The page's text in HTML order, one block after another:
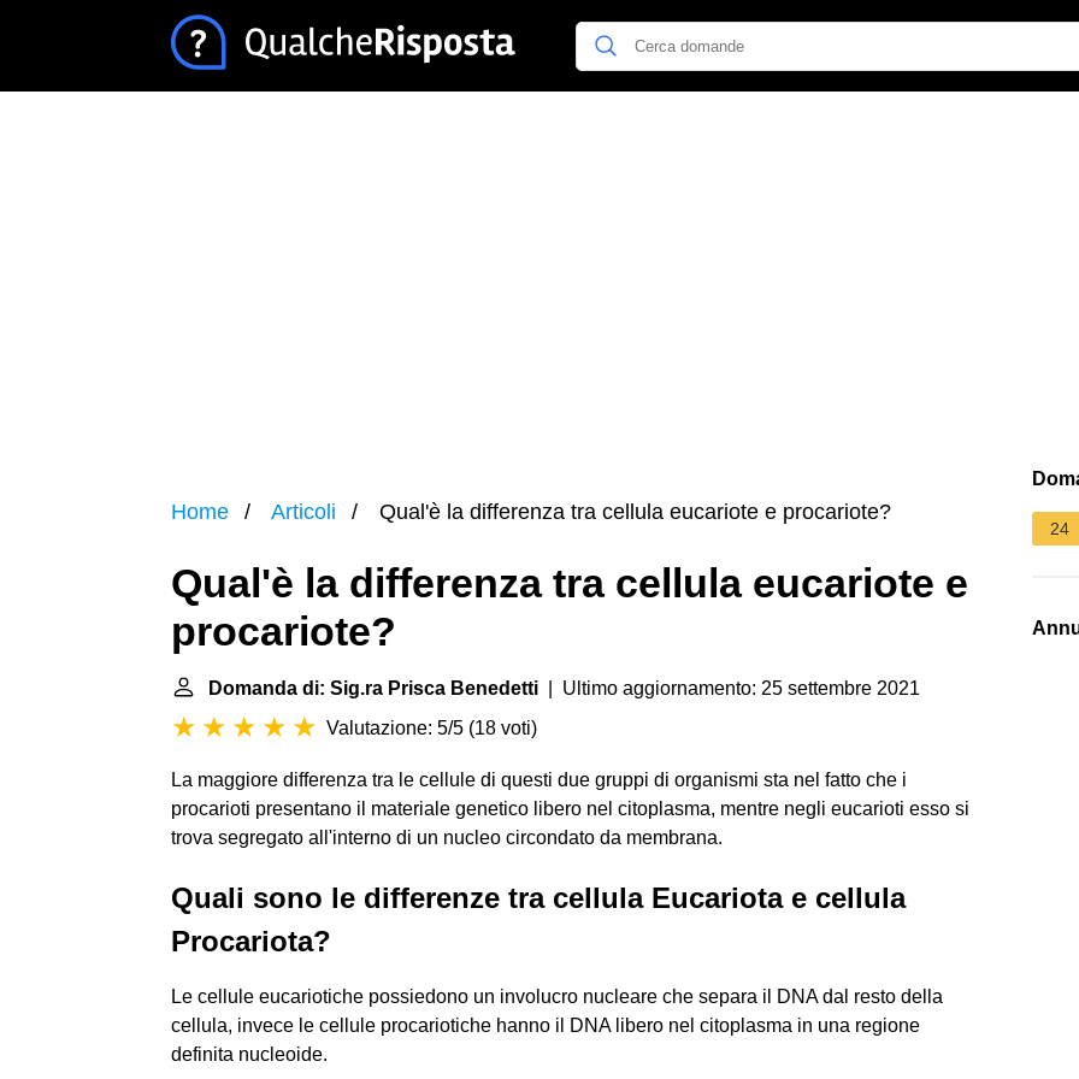
Home Articoli Qual'è la differenza tra cellula eucariote e procariote?
Qual'è la differenza tra cellula eucariote e
procariote?
Domanda di: Sig.ra Prisca Benedetti | Ultimo aggiornamento: 25 settembre 2021
Valutazione: 5/5 (18 voti)
La maggiore differenza tra le cellule di questi due gruppi di organismi sta nel fatto che i
procarioti presentano il materiale genetico libero nel citoplasma, mentre negli eucarioti esso si
trova segregato all'interno di un nucleo circondato da membrana.
Quali sono le differenze tra cellula Eucariota e cellula
Procariota?
Le cellule eucariotiche possiedono un involucro nucleare che separa il DNA dal resto della
cellula, invece le cellule procariotiche hanno il DNA libero nel citoplasma in una regione
definita nucleoide.
24